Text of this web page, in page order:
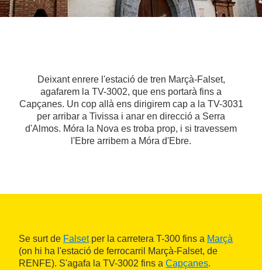
Deixant enrere l'estació de tren Marçà-Falset,
agafarem la TV-3002, que ens portarà fins a
Capçanes. Un cop allà ens dirigirem cap a la TV-3031
per arribar a Tivissa i anar en direcció a Serra
d'Almos. Móra la Nova es troba prop, i si travessem
l'Ebre arribem a Móra d'Ebre.
Se surt de Falsetper la carretera T-300 fins a Marçà
(on hi ha l'estació de ferrocarril Marçà-Falset, de
RENFE). S'agafa la TV-3002 fins a Capçanes.